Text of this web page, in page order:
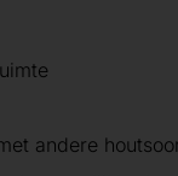
andere